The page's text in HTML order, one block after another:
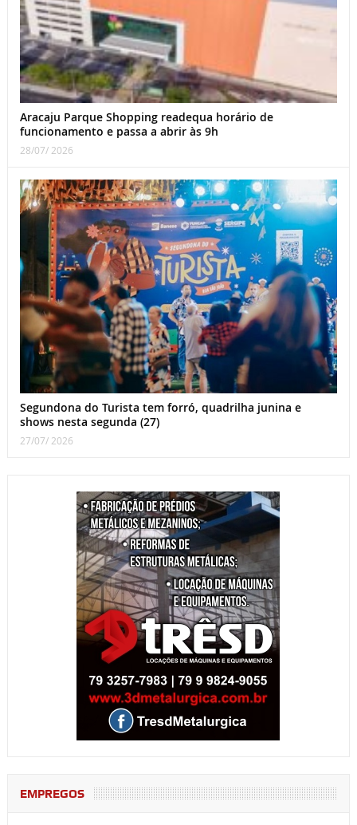
Aracaju Parque Shopping readequa horário de
funcionamento e passa a abrir às 9h
28/07/ 2026
Segundona do Turista tem forró, quadrilha junina e
shows nesta segunda (27)
27/07/ 2026
EMPREGOS